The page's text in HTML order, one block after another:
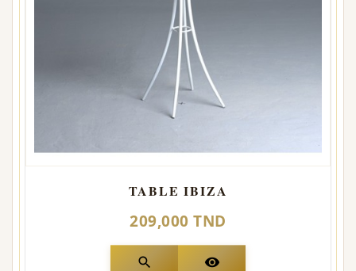
TABLE IBIZA
209,000 TND
search visibility